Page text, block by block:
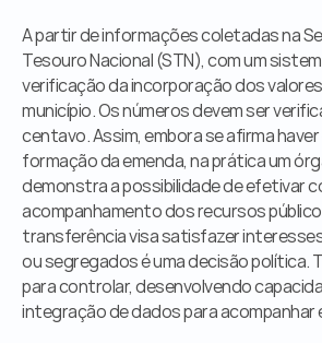
A partir de informações coletadas na
Tesouro Nacional (STN), com um
verificação da incorporação dos
município. Os números devem ser
centavo. Assim, embora se afirma
formação da emenda, na prática um
demonstra a possibilidade de efetivar
acompanhamento dos recursos
transferência visa satisfazer
ou segregados é uma decisão política.
para controlar, desenvolvendo
integração de dados para acompanhar